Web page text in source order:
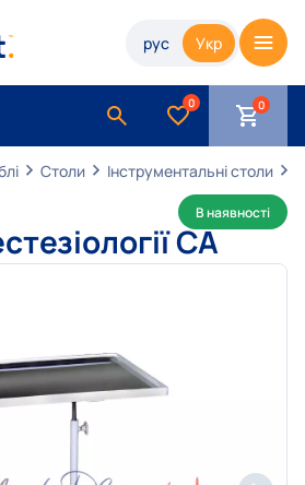
рус Укр
0
Столи Інструментальні столи
В наявності
СА